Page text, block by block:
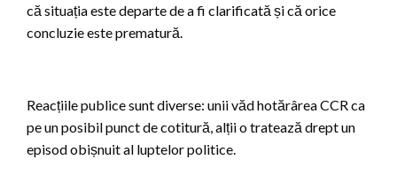
că situația este departe de a fi clarificată și că orice
concluzie este prematură.
Reacțiile publice sunt diverse: unii văd hotărârea CCR ca
pe un posibil punct de cotitură, alții o tratează drept un
episod obișnuit al luptelor politice.